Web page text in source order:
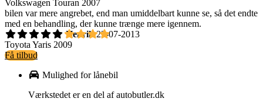
Volkswagen Touran 2007
bilen var mere angrebet, end man umiddelbart kunne se, så det endte
med en behandling, der kunne trænge mere igennem.
Henrik 23-07-2013
Toyota Yaris 2009
Få tilbud
Mulighed for lånebil
Værkstedet er en del af autobutler.dk